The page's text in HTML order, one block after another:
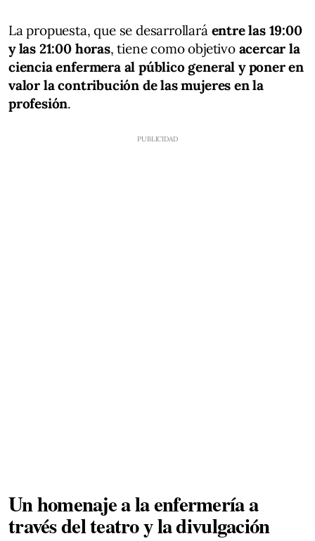
La propuesta, que se desarrollará entre las 19:00
y las 21:00 horas, tiene como objetivo acercar la
ciencia enfermera al público general y poner en
valor la contribución de las mujeres en la
profesión.
Un homenaje a la enfermería a
través del teatro y la divulgación